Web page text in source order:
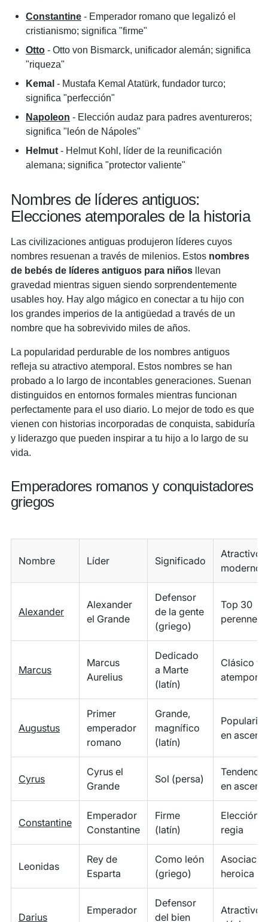
Constantine - Emperador romano que legalizó el
cristianismo; significa "firme"
Otto - Otto von Bismarck, unificador alemán; significa
"riqueza"
Kemal - Mustafa Kemal Atatürk, fundador turco;
significa "perfección"
Napoleon - Elección audaz para padres aventureros;
significa "león de Nápoles"
Helmut - Helmut Kohl, líder de la reunificación
alemana; significa "protector valiente"
Nombres de líderes antiguos:
Elecciones atemporales de la historia
Las civilizaciones antiguas produjeron líderes cuyos
nombres resuenan a través de milenios. Estos nombres
de bebés de líderes antiguos para niños llevan
gravedad mientras siguen siendo sorprendentemente
usables hoy. Hay algo mágico en conectar a tu hijo con
los grandes imperios de la antigüedad a través de un
nombre que ha sobrevivido miles de años.
La popularidad perdurable de los nombres antiguos
refleja su atractivo atemporal. Estos nombres se han
probado a lo largo de incontables generaciones. Suenan
distinguidos en entornos formales mientras funcionan
perfectamente para el uso diario. Lo mejor de todo es que
vienen con historias incorporadas de conquista, sabiduría
y liderazgo que pueden inspirar a tu hijo a lo largo de su
vida.
Emperadores romanos y conquistadores
griegos
Nombre Líder Significado
Atractivo
moderno
Alexander
Alexander
el Grande
Defensor
de la gente
(griego)
Top 30
perenne
Marcus
Marcus
Aurelius
Dedicado
a Marte
(latín)
Clásico y
atemporal
Augustus
Primer
emperador
romano
Grande,
magnífico
(latín)
en
Cyrus
Cyrus el
Grande
Sol (persa)
Tendencia
en
Constantine
Emperador
Constantine
Firme
(latín)
Elección
regia
Leonidas
Rey de
Esparta
Como león
(griego)
heroica
Darius
Emperador
Defensor
del bien
Atractivo